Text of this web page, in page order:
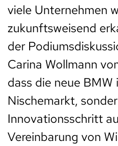
viele Unternehmen
zukunftsweisend
der
Carina Wollmann
dass die neue BMW
Nischemarkt,
Innovationsschritt
Vereinbarung von